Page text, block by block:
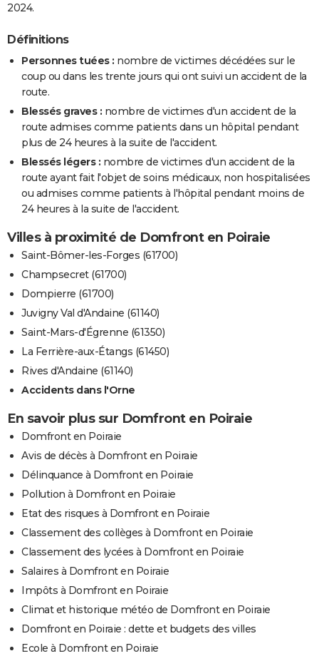
2024.
Définitions
Personnes tuées : nombre de victimes décédées sur le
coup ou dans les trente jours qui ont suivi un accident de la
route.
Blessés graves : nombre de victimes d'un accident de la
route admises comme patients dans un hôpital pendant
plus de 24 heures à la suite de l'accident.
Blessés légers : nombre de victimes d'un accident de la
route ayant fait l'objet de soins médicaux, non hospitalisées
ou admises comme patients à l'hôpital pendant moins de
24 heures à la suite de l'accident.
Villes à proximité de Domfront en Poiraie
Saint-Bômer-les-Forges (61700)
Champsecret (61700)
Dompierre (61700)
Juvigny Val d'Andaine (61140)
Saint-Mars-d'Égrenne (61350)
La Ferrière-aux-Étangs (61450)
Rives d'Andaine (61140)
Accidents dans l'Orne
En savoir plus sur Domfront en Poiraie
Domfront en Poiraie
Avis de décès à Domfront en Poiraie
Délinquance à Domfront en Poiraie
Pollution à Domfront en Poiraie
Etat des risques à Domfront en Poiraie
Classement des collèges à Domfront en Poiraie
Classement des lycées à Domfront en Poiraie
Salaires à Domfront en Poiraie
Impôts à Domfront en Poiraie
Climat et historique météo de Domfront en Poiraie
Domfront en Poiraie : dette et budgets des villes
Ecole à Domfront en Poiraie